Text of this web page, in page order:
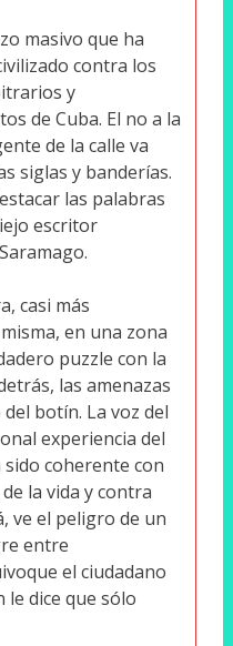
masivo que ha
contra los
y
de Cuba. El no a la
de la calle va
siglas y banderías.
las palabras
escritor
casi más
en una zona
puzzle con la
las amenazas
botín. La voz del
experiencia del
coherente con
la vida y contra
ve el peligro de un
entre
el ciudadano
dice que sólo